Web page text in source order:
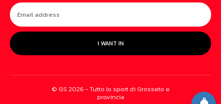
I WANT IN
© GS 2026 - Tutto lo sport di Grosseto e
provincia